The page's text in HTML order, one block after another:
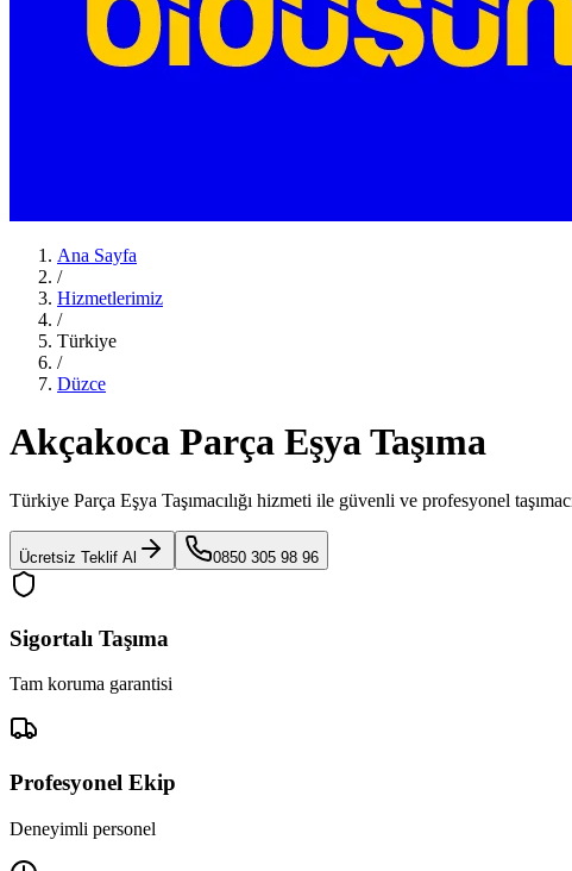
Ana Sayfa
/
Hizmetlerimiz
/
Türkiye
/
Düzce
Akçakoca Parça Eşya Taşıma
Türkiye Parça Eşya Taşımacılığı hizmeti ile güvenli ve profesyonel
Ücretsiz Teklif Al 0850 305 98 96
Sigortalı Taşıma
Tam koruma garantisi
Profesyonel Ekip
Deneyimli personel